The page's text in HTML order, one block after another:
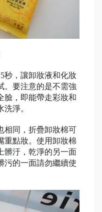
秒，讓卸妝液和化妝
。要注意的是不需強
臉，即能帶走彩妝和
淨。
相同，折疊卸妝棉可
重點妝。使用卸妝棉
髒汙，乾淨的另一面
污的一面請勿繼續使